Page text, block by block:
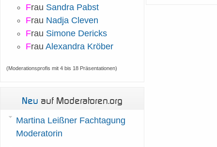
Frau Sandra Pabst
Frau Nadja Cleven
Frau Simone Dericks
Frau Alexandra Kröber
(Moderationsprofis mit 4 bis 18 Präsentationen)
Neu auf Moderatoren.org
Martina Leißner Fachtagung
Moderatorin